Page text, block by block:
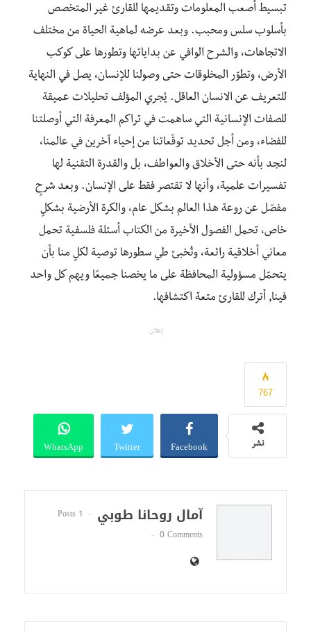
تبسيط أصعب المعلومات وتقديمها للقارئ غير المتخصص
بأسلوب سلس ومحبب. وبعد عرضه لماهية الحياة من مختلف
الاتجاهات، والشرح الوافي عن بداياتها وتطورها على كوكب
الأرض، وتطوّر المخلوقات حتى وصولنا للإنسان، يصل في النهاية
للتعريف عن الانسان العاقل. يُجري المؤلف تحليلات عميقة
للصفات الإنسانية التي ساهمت في تراكم المعرفة التي أوصلتنا
للفضاء، ومن أجل تحديد توقّعاتنا من إحياء آخرين في عالمنا،
لنجد بأنه حتى الأخلاق والعواطف، بل والقدرة التقنية لها
تفسيرات علمية، وأنها لا تقتصر فقط على الإنسان. وبعد شرحٍ
مفصّل عن روعة هذا العالم بشكل عام، والكرة الأرضية بشكلٍ
خاص، تحمل الفصول الأخيرة من الكتاب أسئلة فلسفية تحمل
معاني أخلاقية رائعة، وتُخبئ طي سطورها توصية لكلٍ منا بأن
يتحمّل مسؤولية المحافظة على ما يخصنا جميعًا ويهم كل واحد
فينا, أترك للقارئ متعة اكتشافها.
إعلان
767
نشر Facebook
Twitter
WhatsApp
آمال روحانا طوبي
1 Posts
0 Comments